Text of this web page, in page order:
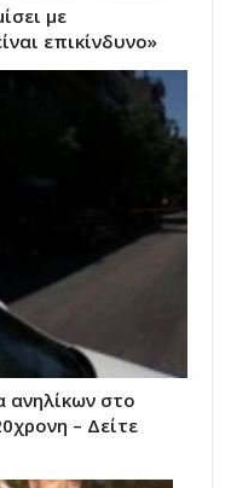
με
επικίνδυνο»
στο
– Δείτε